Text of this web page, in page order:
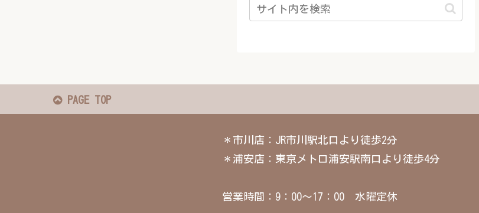
PAGE TOP
＊市川店：JR市川駅北口より徒歩2分
＊浦安店：東京メトロ浦安駅南口より徒歩4分
営業時間：9：00～17：00 水曜定休